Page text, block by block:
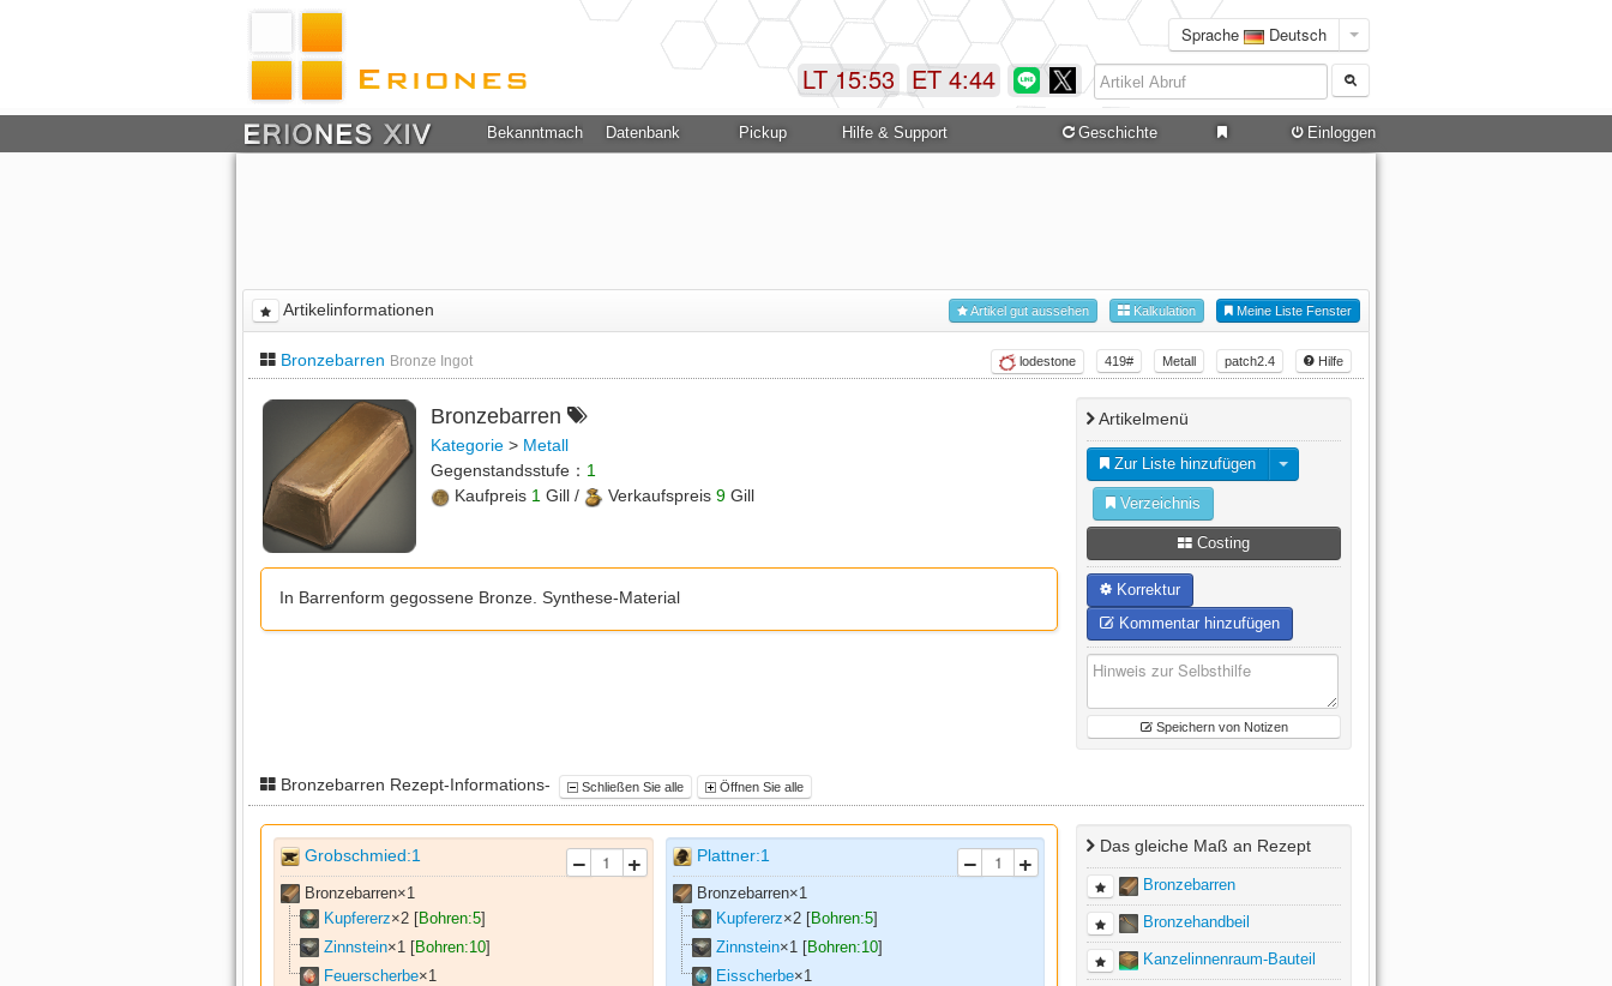
Sprache Deutsch
ET 4:44
LT 15:53
Bekanntmachung Datenbank Pickup Hilfe & Support Geschichte Einloggen
Artikelinformationen Meine Liste Fenster
Kalkulation
Artikel gut aussehen
Bronzebarren Bronze Ingot Hilfe
patch2.4
Metall
419#
lodestone
Bronzebarren
Kategorie > Metall
Gegenstandsstufe： 1
Kaufpreis 1 Gill / Verkaufspreis 9 Gill
In Barrenform gegossene Bronze. Synthese-Material
Artikelmenü
Zur Liste hinzufügen
Verzeichnis
Costing
Korrektur
Kommentar hinzufügen
Speichern von Notizen
Bronzebarren Rezept-Informations- Schließen Sie alle Öffnen Sie alle
Grobschmied:1
Bronzebarren×1
Kupfererz×2 [Bohren:5]
Zinnstein×1 [Bohren:10]
Feuerscherbe×1
Plattner:1
Bronzebarren×1
Kupfererz×2[Bohren:5]
Zinnstein×1 [Bohren:10]
Eisscherbe×1
Das gleiche Maß an Rezept
Bronzebarren
Bronzehandbeil
Kanzelinnenraum-Bauteil